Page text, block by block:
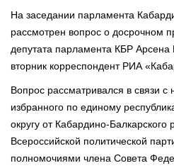
На заседании парламента
рассмотрен вопрос о досрочном
депутата парламента КБР Арсена
вторник корреспондент РИА
Вопрос рассматривался в связи с
избранного по единому
округу от Кабардино-Балкарского
Всероссийской политической
полномочиями члена Совета